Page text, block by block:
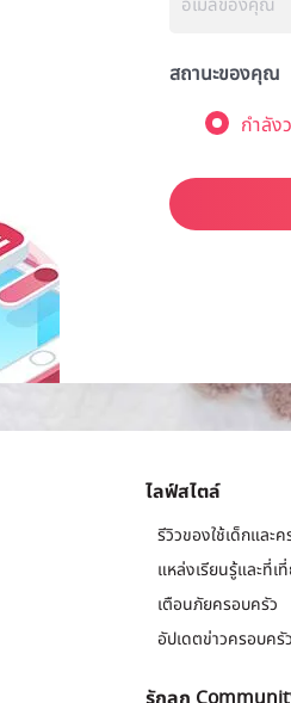
สถานะของคุณ
กำลัง
ไลฟ์สไตล์
รีวิวของใช้เด็กและ
แหล่งเรียนรู้และที่เ
เตือนภัยครอบครัว
อัปเดตข่าวครอบครัว
รักลูก